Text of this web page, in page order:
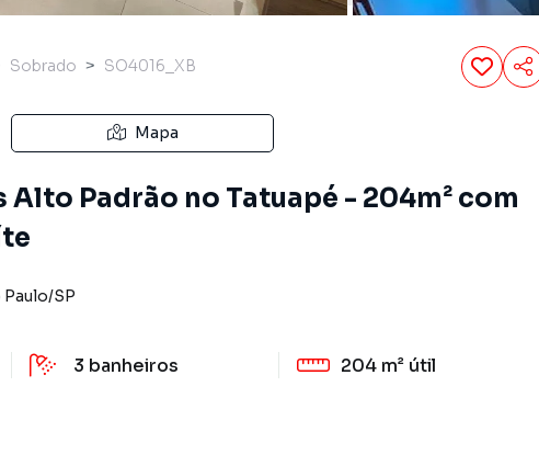
Sobrado SO4016_XB
Mapa
Padrão no Tatuapé - 204m² com
Paulo/SP
3 banheiros 204 m² útil